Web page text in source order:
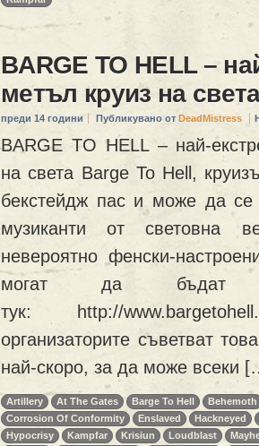
BARGE TO HELL –
метъл круиз на
преди 14 години Публикувано от DeadMistress
BARGE TO HELL – най-
на света Barge To Hell,
бекстейдж пас и може да
музиканти от световна
невероятно фенски-
могат да бъдат
тук: http://
организаторите съветват
най-скоро, за да може всеки
Artillery At The Gates Barge To Hell
Behemoth
Corrosion Of Conformity
Enslaved
Hackneyed
Hypocrisy
Kampfar Krisiun Loudblast